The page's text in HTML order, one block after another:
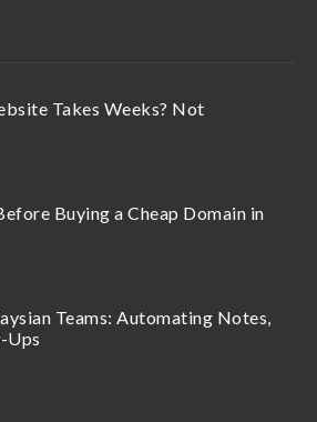
Takes Weeks? Not
Buying a Cheap Domain in
Teams: Automating Notes,
Ups